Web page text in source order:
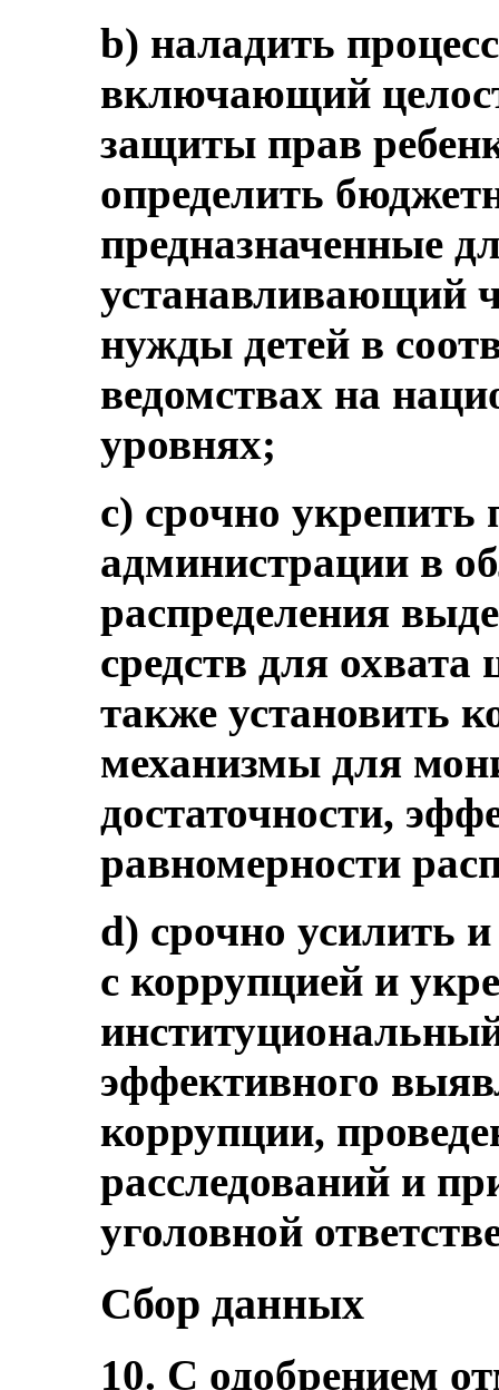
b) наладить
включающий
защиты прав
определить
предназначенные
устанавливающий
нужды детей в
ведомствах на
уровнях;
c) срочно укрепить
администрации в
распределения
средств для охвата
также установить
механизмы для
достаточности,
равномерности
d) срочно усилить
с коррупцией и
эффективного
коррупции,
расследований и
уголовной
Сбор данных
10. С одобрением